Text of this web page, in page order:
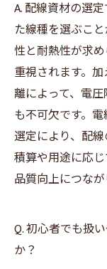
A. 配線資材の選
た線種を選ぶこ
性と耐熱性が求
重視されます。
離によって、電
も不可欠です。
選定により、配
積算や用途に応
品質向上につなが
Q. 初心者でも扱
か？